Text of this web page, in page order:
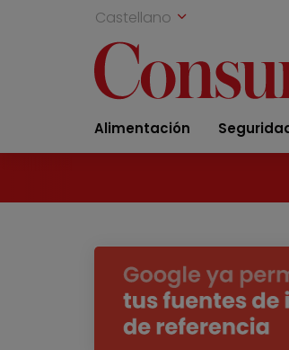
Castellano
Alimentación